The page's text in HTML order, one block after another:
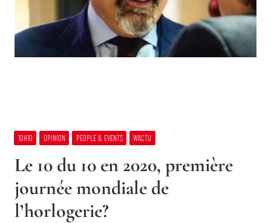
10H10 OPINION PEOPLE & EVENTS W’ACTU
Le 10 du 10 en 2020, première
journée mondiale de
l’horlogerie?